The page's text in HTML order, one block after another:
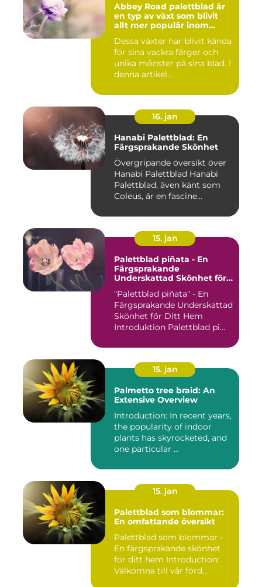
Abbey Road palettblad är
en typ av växt som blivit
allt mer populär inom
Dessa växter har blivit kända
för sina vackra färger och
unika mönster på sina blad. I
denna artikel...
16. jan
Hanabi Palettblad: En
Färgsprakande Skönhet
Övergripande översikt över
Hanabi Palettblad Hanabi
Palettblad, även känt som
Coleus, är en fascine...
15. jan
Palettblad piñata - En
Färgsprakande
Underskattad Skönhet för
"Palettblad piñata" - En
Färgsprakande Underskattad
Skönhet för Ditt Hem
Introduktion Palettblad pi...
15. jan
Palmetto tree braid: An
Extensive Overview
Introduction: In recent years,
the popularity of indoor
plants has skyrocketed, and
one particular ...
15. jan
Palettblad som blommar:
En omfattande översikt
Palettblad som blommar -
En färgsprakande skönhet
för ditt hem Introduction:
Välkomna till vår förd...